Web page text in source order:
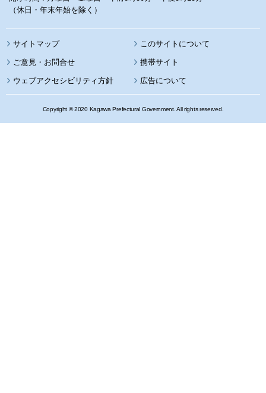
（休日・年末年始を除く）
サイトマップ このサイトについて
携帯サイト
ウェブアクセシビリティ方針 広告について
Copyright © 2020 Kagawa Prefectural Government. All rights reserved.